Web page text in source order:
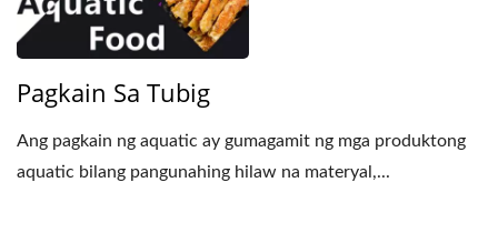
Pagkain Sa Tubig
Ang pagkain ng aquatic ay gumagamit ng mga produktong
aquatic bilang pangunahing hilaw na materyal,...